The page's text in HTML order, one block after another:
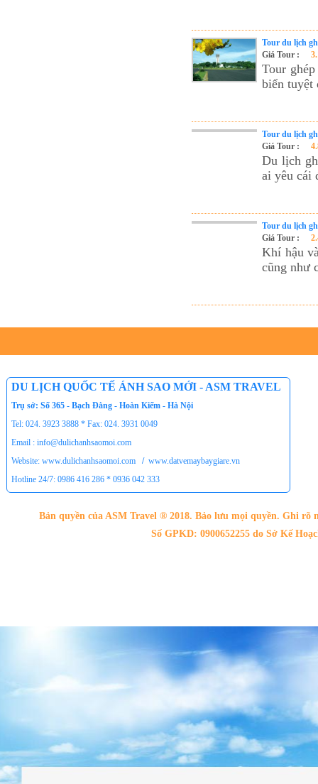
Tour du lịch
Giá Tour :
Tour
biển tuyệt
Tour du lịch
Giá Tour :
Du lịch
ai yêu cái
Tour du lịch
Giá Tour :
Khí hậu
cũng như
DU LỊCH QUỐC TẾ ÁNH SAO MỚI - ASM TRAVEL
Trụ sở: Số 365 - Bạch Đằng - Hoàn Kiếm - Hà Nội
Tel: 024. 3923 3888 * Fax: 024. 3931 0049
Email : info@dulichanhsaomoi.com
Website: www.dulichanhsaomoi.com
/ www.datvemaybaygiare.vn
Hotline 24/7: 0986 416 286 * 0936 042 333
Bản quyền của ASM Travel ® 2018. Bảo lưu mọi quyền. Ghi
Số GPKD: 0900652255 do Sở Kế